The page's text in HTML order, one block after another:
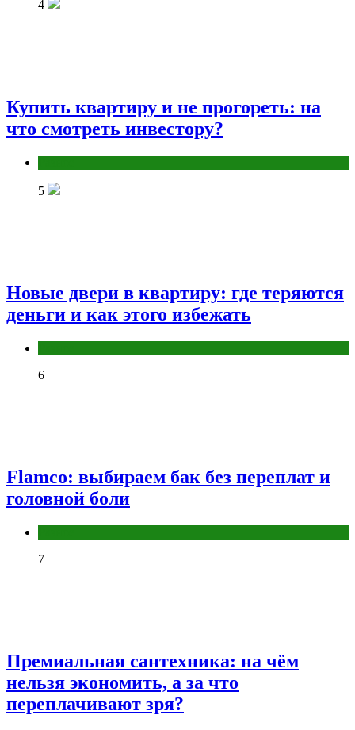
4
Купить квартиру и не прогореть: на
что смотреть инвестору?
5
Новые двери в квартиру: где теряются
деньги и как этого избежать
6
Flamco: выбираем бак без переплат и
головной боли
7
Премиальная сантехника: на чём
нельзя экономить, а за что
переплачивают зря?